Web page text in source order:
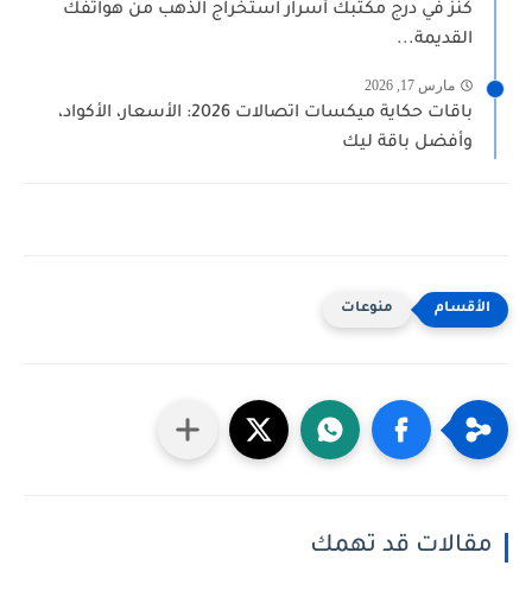
كنز في درج مكتبك أسرار استخراج الذهب من هواتفك
القديمة...
مارس 17, 2026
باقات حكاية ميكسات اتصالات 2026: الأسعار، الأكواد،
وأفضل باقة ليك
منوعات
مقالات قد تهمك